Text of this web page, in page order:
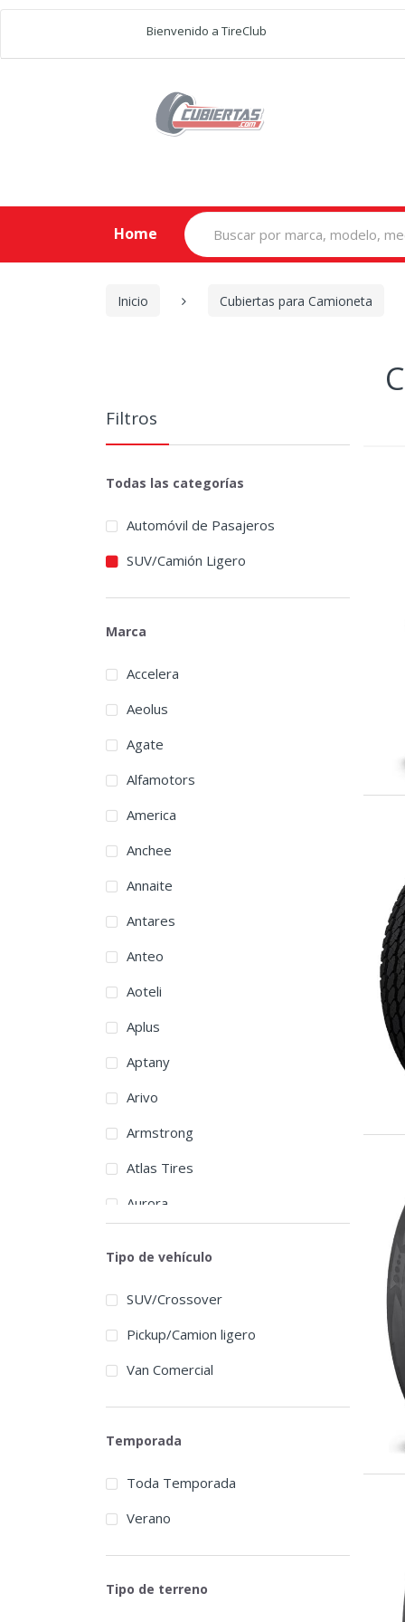
Bienvenido a TireClub
Home
Search
for:
Inicio Cubiertas para Camioneta
Filtros
Todas las categorías
Automóvil de Pasajeros
SUV/Camión Ligero
Marca
Accelera
Aeolus
Agate
Alfamotors
America
Anchee
Annaite
Antares
Anteo
Aoteli
Aplus
Aptany
Arivo
Armstrong
Atlas Tires
Aurora
Barum
BFGoodrich
BlackArrow
Blacklion
Bridgestone
Broadpeak
Cachland
Carbon
Tipo de vehículo
SUV/Crossover
Pickup/Camion ligero
Van Comercial
Temporada
Toda Temporada
Verano
Tipo de terreno